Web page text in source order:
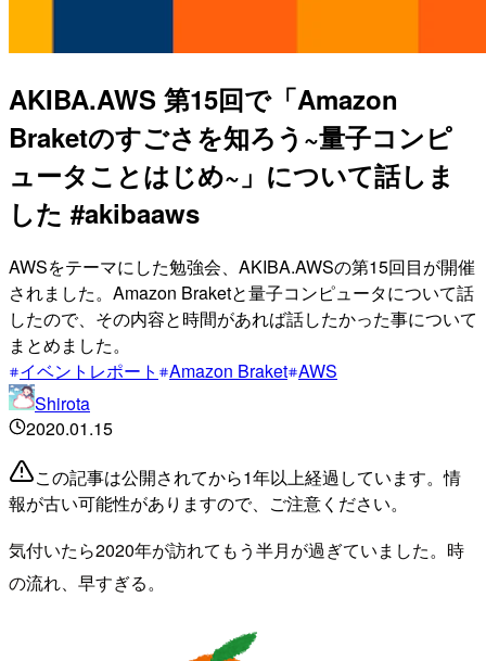
AKIBA.AWS 第15回で「Amazon
Braketのすごさを知ろう~量子コンピ
ュータことはじめ~」について話しま
した #akibaaws
AWSをテーマにした勉強会、AKIBA.AWSの第15回目が開催
されました。Amazon Braketと量子コンピュータについて話
したので、その内容と時間があれば話したかった事について
まとめました。
イベントレポート
Amazon Braket AWS
Shirota
2020.01.15
この記事は公開されてから1年以上経過しています。情
報が古い可能性がありますので、ご注意ください。
気付いたら2020年が訪れてもう半月が過ぎていました。時
の流れ、早すぎる。